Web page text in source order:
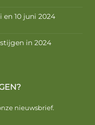
en 10 juni 2024
in 2024
nieuwsbrief.